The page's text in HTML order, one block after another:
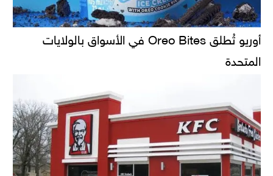
أوريو تُطلق Oreo Bites في الأسواق بالولايات
المتحدة